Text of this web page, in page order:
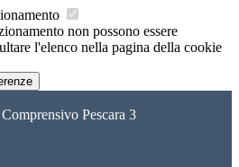
non possono essere
l'elenco nella pagina della cookie
Pescara 3